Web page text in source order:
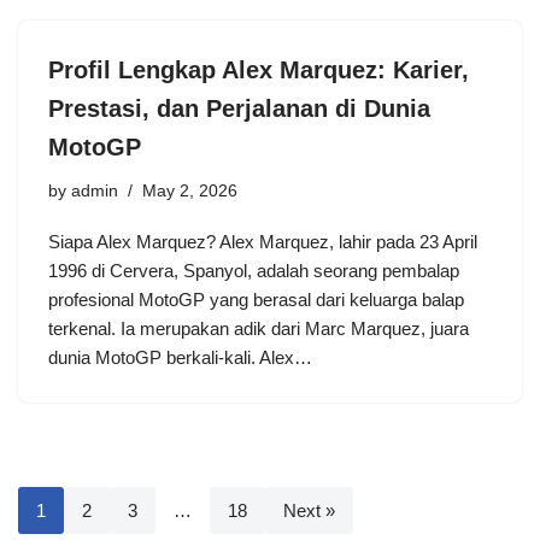
Profil Lengkap Alex Marquez: Karier,
Prestasi, dan Perjalanan di Dunia
MotoGP
by admin May 2, 2026
Siapa Alex Marquez? Alex Marquez, lahir pada 23 April
1996 di Cervera, Spanyol, adalah seorang pembalap
profesional MotoGP yang berasal dari keluarga balap
terkenal. Ia merupakan adik dari Marc Marquez, juara
dunia MotoGP berkali-kali. Alex…
1 2 3 … 18 Next »